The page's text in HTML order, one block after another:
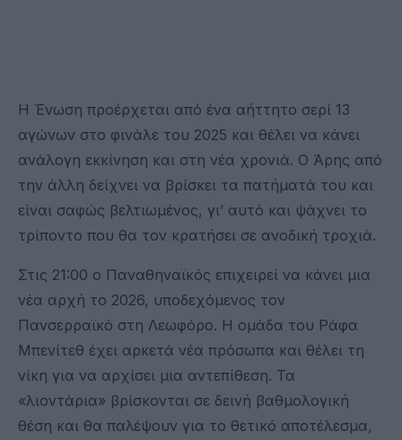
Η Ένωση προέρχεται από ένα αήττητο σερί 13
αγώνων στο φινάλε του 2025 και θέλει να κάνει
ανάλογη εκκίνηση και στη νέα χρονιά. Ο Άρης από
την άλλη δείχνει να βρίσκει τα πατήματά του και
είναι σαφώς βελτιωμένος, γι’ αυτό και ψάχνει το
τρίποντο που θα τον κρατήσει σε ανοδική τροχιά.
Στις 21:00 ο Παναθηναϊκός επιχειρεί να κάνει μια
νέα αρχή το 2026, υποδεχόμενος τον
Πανσερραϊκό στη Λεωφόρο. Η ομάδα του Ράφα
Μπενίτεθ έχει αρκετά νέα πρόσωπα και θέλει τη
νίκη για να αρχίσει μια αντεπίθεση. Τα
«λιοντάρια» βρίσκονται σε δεινή βαθμολογική
θέση και θα παλέψουν για το θετικό αποτέλεσμα,